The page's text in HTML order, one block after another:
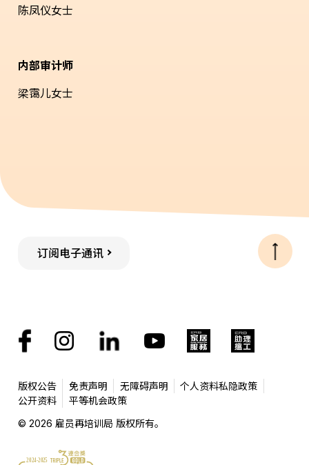
陈凤仪女士
内部审计师
梁霭儿女士
订阅电子通讯
版权公告 免责声明 无障碍声明
个人资料私隐政策
公开资料
平等机会政策
© 2026 雇员再培训局 版权所有。